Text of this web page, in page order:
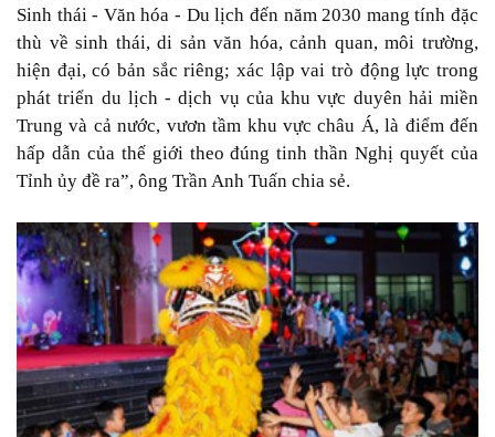
Sinh thái - Văn hóa - Du lịch đến năm 2030 mang tính đặc
thù về sinh thái, di sản văn hóa, cảnh quan, môi trường,
hiện đại, có bản sắc riêng; xác lập vai trò động lực trong
phát triển du lịch - dịch vụ của khu vực duyên hải miền
Trung và cả nước, vươn tầm khu vực châu Á, là điểm đến
hấp dẫn của thế giới theo đúng tinh thần Nghị quyết của
Tỉnh ủy đề ra”, ông Trần Anh Tuấn chia sẻ.